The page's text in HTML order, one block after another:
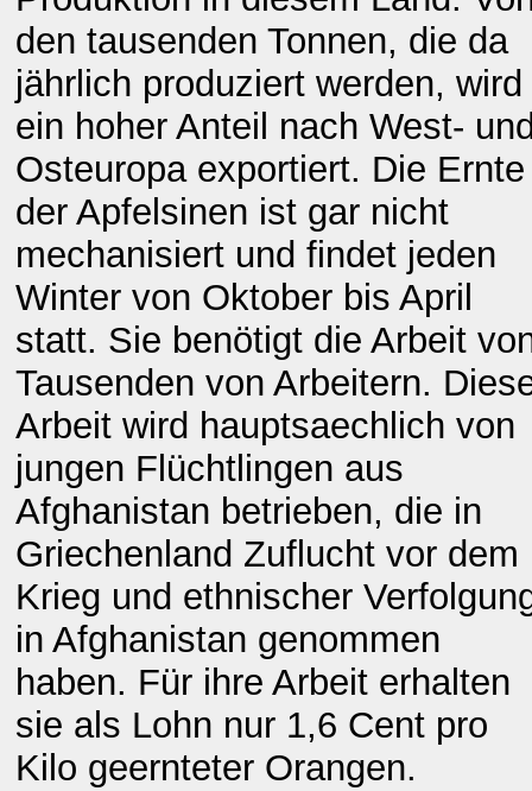
den tausenden Tonnen, die da
jährlich produziert werden, wird
ein hoher Anteil nach West-
Osteuropa exportiert. Die Ernte
der Apfelsinen ist gar nicht
mechanisiert und findet jeden
Winter von Oktober bis April
statt. Sie benötigt die Arbeit
Tausenden von Arbeitern.
Arbeit wird hauptsaechlich von
jungen Flüchtlingen aus
Afghanistan betrieben, die in
Griechenland Zuflucht vor dem
Krieg und ethnischer
in Afghanistan genommen
haben. Für ihre Arbeit erhalten
sie als Lohn nur 1,6 Cent pro
Kilo geernteter Orangen.